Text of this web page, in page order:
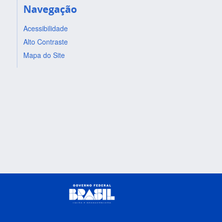
Navegação
Acessibilidade
Alto Contraste
Mapa do Site